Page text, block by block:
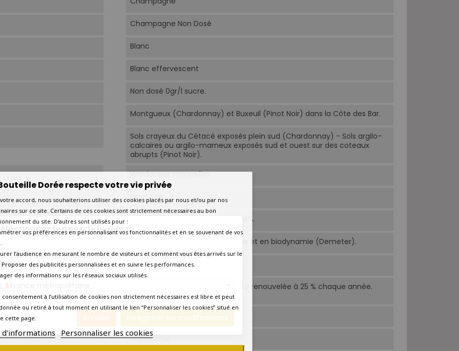
le pays de livraison
prix et les frais peuvent varier en fonction du pays/de la
de livraison.
Annuler Enregistrer les modifications
Champagne Non Dosé
Blanc
Blanc effervescent
Non dosé 0gr/l sucre.
Montgueux (Chardonnay) et Buxeuil (Pinot Noir) dans la Côte des Bar.
Sols crayeux du Cétacé exposés plein sud (Chardonnay) - Sols argilo-
calcaires ou argilo-marneux exposés sud et ouest sur des coteaux
abrupts (Pinot Noir).
Vendanges manuelles
Pinot Noir
Pinot Noir 66% et Chardonnay 34%.
Certifié en Agriculture biologique et en biodynamie (Demeter).
Biologique et biodynamique
Vinification en fûts (50 %). Soléra renouvelée à 25 % chaque année.
Sans soufre. Non filtré.
8°C-10°C.
Aujourd'hui
Dorée respecte votre vie privée
accord, nous souhaiterions utiliser des cookies placés par nous et/ou par nos
sur ce site. Certains de ces cookies sont strictement nécessaires au bon
du site. D’autres sont utilisés pour :
vos préférences en personnalisant vos fonctionnalités et en se souvenant de vos
l’audience en mesurant le nombre de visiteurs et comment vous êtes arrivés sur le
Proposer des publicités personnalisées et en suivre les performances.
des informations sur les réseaux sociaux utilisés.
consentement à l’utilisation de cookies non strictement nécessaires est libre et peut
ou retiré à tout moment en utilisant le lien “Personnaliser les cookies” situé en
cette page.
d'informations Personnaliser les cookies